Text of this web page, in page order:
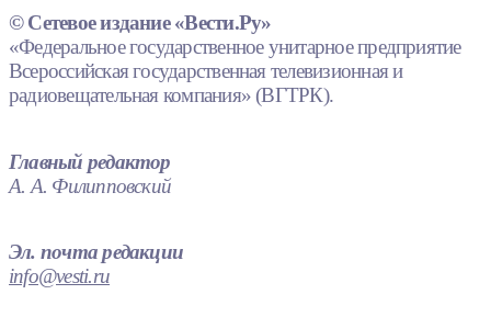
© Сетевое издание «Вести.Ру»
«Федеральное государственное унитарное предприятие
Всероссийская государственная телевизионная и
радиовещательная компания» (ВГТРК).
Главный редактор
А. А. Филипповский
Эл. почта редакции
info@vesti.ru